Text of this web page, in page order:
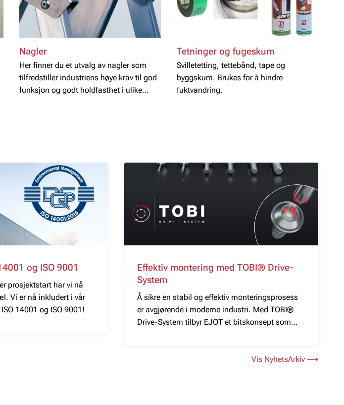
Nagler
Her finner du et utvalg av nagler som
tilfredstiller industriens høye krav til god
funksjon og godt holdfasthet i ulike
Tetninger og fugeskum
Svilletetting, tettebånd, tape og
byggskum. Brukes for å hindre
fuktvandring.
og ISO 9001
prosjektstart har vi nå
Vi er nå inkludert i vår
14001 og ISO 9001!
Effektiv montering med TOBI® Drive-
System
Å sikre en stabil og effektiv monteringsprosess
er avgjørende i moderne industri. Med TOBI®
Drive-System tilbyr EJOT et bitskonsept som
Vis NyhetsArkiv ⟶